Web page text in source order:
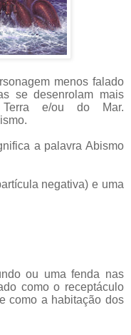
menos falado
se desenrolam mais
e/ou do Mar.
a palavra Abismo
negativa) e uma
ou uma fenda nas
como o receptáculo
como a habitação dos